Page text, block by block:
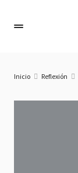
Inicio Reflexión